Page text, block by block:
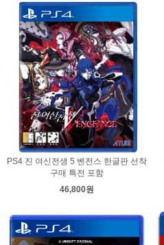
PS4 진 여신전생 5 벤전스 한글판 선착
구매 특전 포함
46,800원